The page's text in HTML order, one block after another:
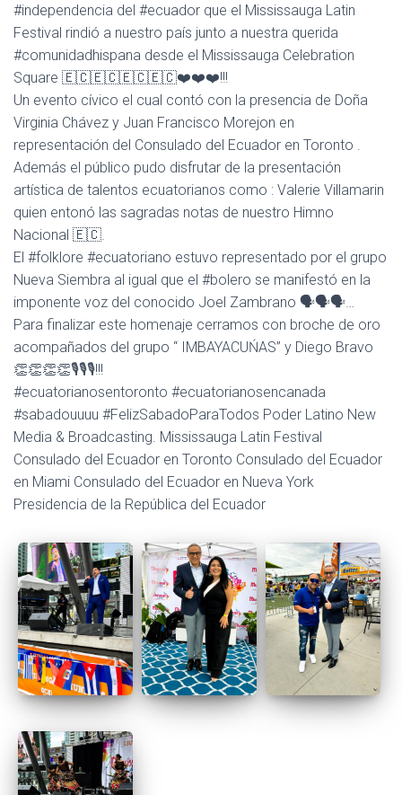
#independencia del #ecuador que el Mississauga Latin
Festival rindió a nuestro país junto a nuestra querida
#comunidadhispana desde el Mississauga Celebration
Square 🇪🇨🇪🇨🇪🇨🇪🇨❤️❤️❤️!!!
Un evento cívico el cual contó con la presencia de Doña
Virginia Chávez y Juan Francisco Morejon en
representación del Consulado del Ecuador en Toronto .
Además el público pudo disfrutar de la presentación
artística de talentos ecuatorianos como : Valerie Villamarin
quien entonó las sagradas notas de nuestro Himno
Nacional 🇪🇨.
El #folklore #ecuatoriano estuvo representado por el grupo
Nueva Siembra al igual que el #bolero se manifestó en la
imponente voz del conocido Joel Zambrano 🗣️🗣️🗣️…
Para finalizar este homenaje cerramos con broche de oro
acompañados del grupo “ IMBAYACUŃAS” y Diego Bravo
👏👏👏👏🎙️🎙️🎙️!!!
#ecuatorianosentoronto #ecuatorianosencanada
#sabadouuuu #FelizSabadoParaTodos Poder Latino New
Media & Broadcasting. Mississauga Latin Festival
Consulado del Ecuador en Toronto Consulado del Ecuador
en Miami Consulado del Ecuador en Nueva York
Presidencia de la República del Ecuador